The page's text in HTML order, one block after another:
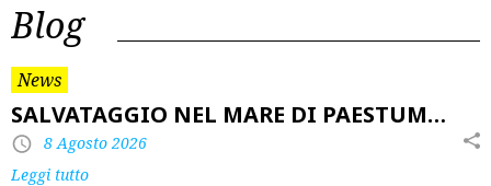
Blog
News
SALVATAGGIO NEL MARE DI PAESTUM…
8 Agosto 2026
Leggi tutto